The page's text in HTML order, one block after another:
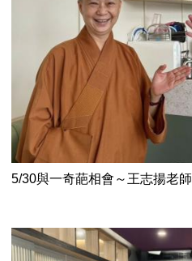
5/30與一奇葩相會～王志揚老師